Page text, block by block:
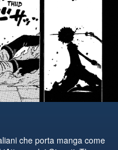
che porta manga come